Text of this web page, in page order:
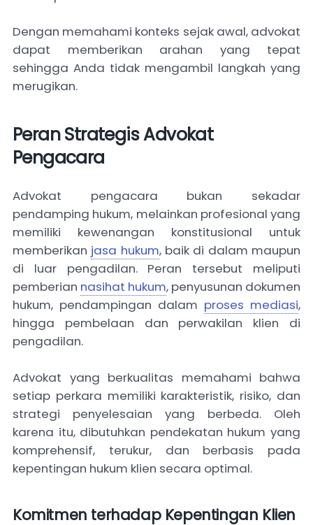
Dengan memahami konteks sejak awal, advokat
dapat memberikan arahan yang tepat
sehingga Anda tidak mengambil langkah yang
merugikan.
Peran Strategis Advokat
Pengacara
Advokat pengacara bukan sekadar
pendamping hukum, melainkan profesional yang
memiliki kewenangan konstitusional untuk
memberikan jasa hukum, baik di dalam maupun
di luar pengadilan. Peran tersebut meliputi
pemberian nasihat hukum, penyusunan dokumen
hukum, pendampingan dalam proses mediasi,
hingga pembelaan dan perwakilan klien di
pengadilan.
Advokat yang berkualitas memahami bahwa
setiap perkara memiliki karakteristik, risiko, dan
strategi penyelesaian yang berbeda. Oleh
karena itu, dibutuhkan pendekatan hukum yang
komprehensif, terukur, dan berbasis pada
kepentingan hukum klien secara optimal.
Komitmen terhadap Kepentingan Klien